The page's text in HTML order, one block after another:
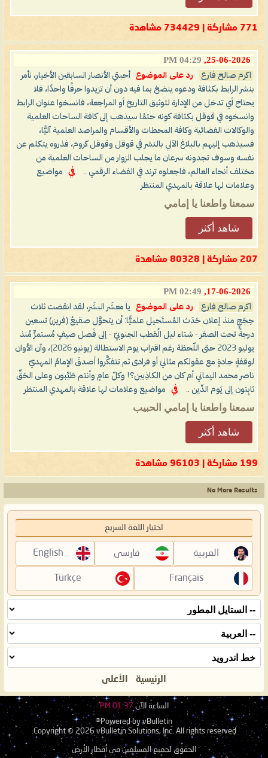
771 مشاركة | 734429 مشاهدة
25-06-2026,
04:29 PM
اكرم صالح فارع رد على الموضوع
أحبتي الأنصار السابقين الأخيار، نأمر
بنشر الرابط بكثافة ودعوه ينضخ بما فيه دون أن تزيدوا حرفًا واحدًا، فلا
يحتاح أي تدخل من الإدارة لتوثيق التاريخ أو المراجعة، فانسخوا عنوان الرابط
وانسخوه في قوقل بكثافة كونه حتمًا سيذهب إلى كافة الساحات العلمية
والوكالات الفضائية وكافة المحطات والأقسام والمراصد العلمية آليًّا،
فسيذهب إليهم بالبلاغ الآلي بالنشر في قوقل وقوقل كروم، فذروه يتكلم عن
نفسه وسوف تجدونه سرعان ما يجلب الزوار من الساحات العلمية من
مختلف أنحاء العالم، فاجعلوه ترند في الفضاء الرقمي ..
في
مواضيع
وعلامات لها علاقة بالمهدي المنتظر
سمعنا واطعنا يا إمامي
شاهد أكثر
207 مشاركة | 80328 مشاهدة
17-06-2026,
02:49 PM
اكرم صالح فارع رد على الموضوع
يا معشَر البشَر، لقد انقضت ثلاث
حِجَجٍ منذ إعلان حَدَث المُستَحيل علميًّا: أن يتحوَّل صقيعُ (فريزر) تسعين
درجةً تحت الصفر - شتاء ليل الُقطب الجنوبيّ - إلى فَصل صيفٍ مُستمرٍّ مُنذ
يوليو 2023 حتى اللّحظة رغم اقتراب يوم الاستطالة (يونيو 2026)، وآن الأوان
لوقفةٍ جادةٍ مع عقولكم مثانيَ أو فرادى ثم تتفكَّروا أصدقَ الإمامُ المهديّ
ناصر محمد اليماني أم كان من الكاذِبين؟! وكلّ عامٍ وأنتم طَيِّبون وعلى الحَقِّ
ثابِتون إلى يَوم الدِّين ..
في مواضيع وعلامات لها علاقة بالمهدي المنتظر
سمعنا واطعنا يا إمامي الحبيب
شاهد أكثر
199 مشاركة | 96103 مشاهدة
No More Results
اختيار اللغة السريع
العربية فارسی English
Français
Türkçe
الرئيسية الأعلى
الساعة الآن01:37 PM
Powered by vBulletin®
Copyright © 2026 vBulletin Solutions, Inc. All rights reserved.
الحقوق لجميع المسلمين في أقطار الأرض